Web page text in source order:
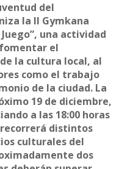
del
la II Gymkana
una actividad
el
la cultura local, al
como el trabajo
de la ciudad. La
19 de diciembre,
a las 18:00 horas
distintos
culturales del
dos